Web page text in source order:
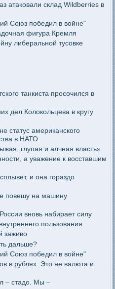
атаковали склад Wildberries в
Союз победил в войне"
фигура Кремля
либеральной тусовке
танкиста просочился в
дел Колокольцева в кругу
статус американского
в НАТО
глупая и алчная власть»
а уважение к восставшим
и она гораздо
повешу на машину
вновь набирает силу
пользования
заживо
дальше?
Союз победил в войне"
в рублях. Это не валюта и
– стадо. Мы –